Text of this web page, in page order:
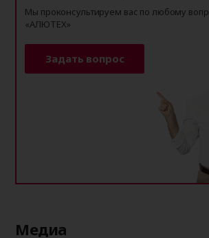
Мы проконсультируем вас по любому
«АЛЮТЕХ»
Задать вопрос
Медиа